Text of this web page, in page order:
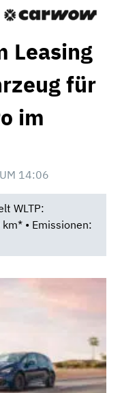
Leasing
für
im
14:06
WLTP:
• Emissionen: